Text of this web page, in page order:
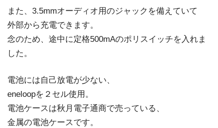
また、3.5mmオーディオ用のジャックを備えていて
外部から充電できます。
念のため、途中に定格500mAのポリスイッチを入れま
した。
電池には自己放電が少ない、
eneloopを２セル使用。
電池ケースは秋月電子通商で売っている、
金属の電池ケースです。